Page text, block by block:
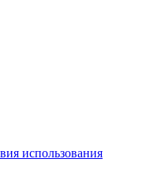
использования